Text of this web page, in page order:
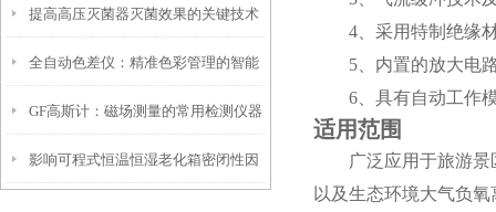
些
提高高压灭菌器灭菌效果的关键技术
与优化方案
全自动色差仪：精准色彩管理的智能
之眼
GF高斯计：磁场测量的常用检测仪器
影响可程式恒温恒湿老化箱密闭性因
4、采用特制绝缘
5、内置的放大电
6、具有自动工作
适用范围
广泛应用于旅游
以及生态环境大气负